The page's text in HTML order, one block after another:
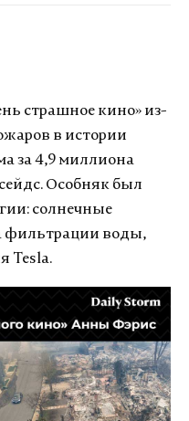
страшное кино» из-
в истории
за 4,9 миллиона
Особняк был
солнечные
фильтрации воды,
Tesla.